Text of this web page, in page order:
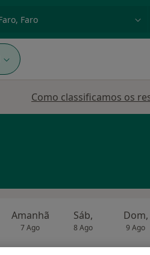
Como classificamos os
Amanhã
7 Ago
Sáb,
8 Ago
Dom,
9 Ago